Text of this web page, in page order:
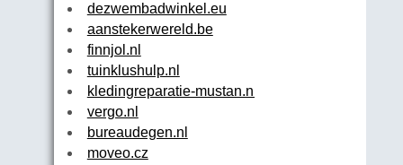
dezwembadwinkel.eu
aanstekerwereld.be
finnjol.nl
tuinklushulp.nl
kledingreparatie-mustan.nl
vergo.nl
bureaudegen.nl
moveo.cz